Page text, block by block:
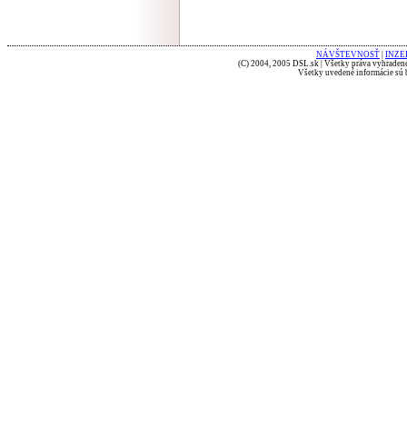
NÁVŠTEVNOSŤ
(C) 2004, 2005 DSL.sk | Všetky práva
Všetky uvedené informácie sú